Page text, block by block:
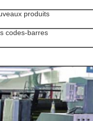
produits
codes-barres